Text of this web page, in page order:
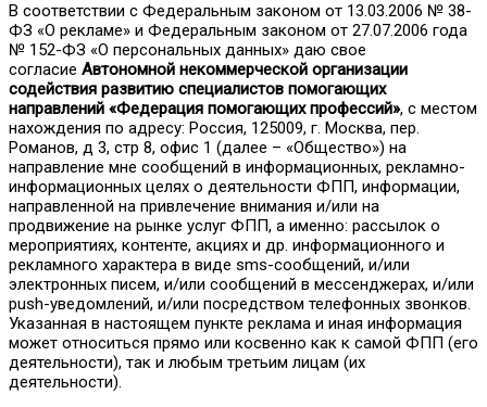
В соответствии с Федеральным законом от 13.03.2006 № 38-
ФЗ «О рекламе» и Федеральным законом от 27.07.2006 года
№ 152-ФЗ «О персональных данных» даю свое
согласие Автономной некоммерческой организации
содействия развитию специалистов помогающих
направлений «Федерация помогающих профессий», с местом
нахождения по адресу: Россия, 125009, г. Москва, пер.
Романов, д 3, стр 8, офис 1 (далее – «Общество») на
направление мне сообщений в информационных, рекламно-
информационных целях о деятельности ФПП, информации,
направленной на привлечение внимания и/или на
продвижение на рынке услуг ФПП, а именно: рассылок о
мероприятиях, контенте, акциях и др. информационного и
рекламного характера в виде sms-сообщений, и/или
электронных писем, и/или сообщений в мессенджерах, и/или
push-уведомлений, и/или посредством телефонных звонков.
Указанная в настоящем пункте реклама и иная информация
может относиться прямо или косвенно как к самой ФПП (его
деятельности), так и любым третьим лицам (их
деятельности).